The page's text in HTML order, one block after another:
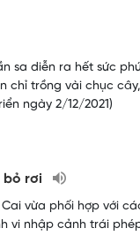
sa diễn ra hết sức
chỉ trồng vài chục
ngày 2/12/2021)
bỏ rơi
vừa phối hợp với
vi nhập cảnh trái